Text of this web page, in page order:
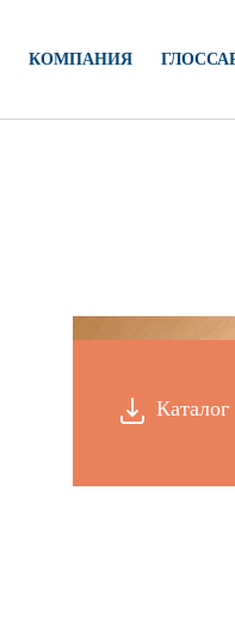
КОМПАНИЯ